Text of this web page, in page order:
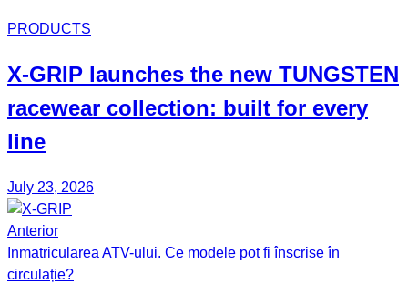
PRODUCTS
X-GRIP launches the new TUNGSTEN
racewear collection: built for every
line
July 23, 2026
Post
navigation
Anterior
Inmatricularea ATV-ului. Ce modele pot fi înscrise în
circulație?